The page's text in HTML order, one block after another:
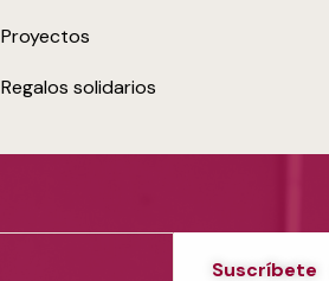
Proyectos
Regalos solidarios
Suscríbete